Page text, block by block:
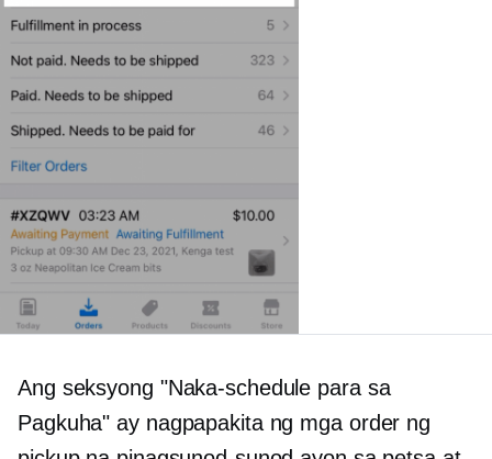
Ang seksyong "Naka-schedule para sa
Pagkuha" ay nagpapakita ng mga order ng